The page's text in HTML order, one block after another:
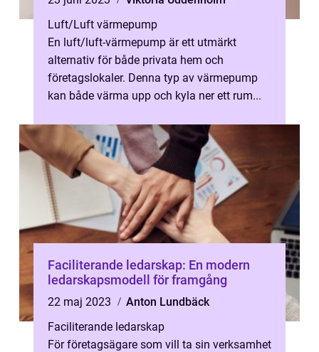
Luft/Luft värmepump
En luft/luft-värmepump är ett utmärkt
alternativ för både privata hem och
företagslokaler. Denna typ av värmepump
kan både värma upp och kyla ner ett rum...
Faciliterande ledarskap: En modern
ledarskapsmodell för framgång
22 maj 2023
Anton Lundbäck
Faciliterande ledarskap
För företagsägare som vill ta sin verksamhet